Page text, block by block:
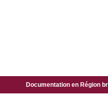
Documentation en Région